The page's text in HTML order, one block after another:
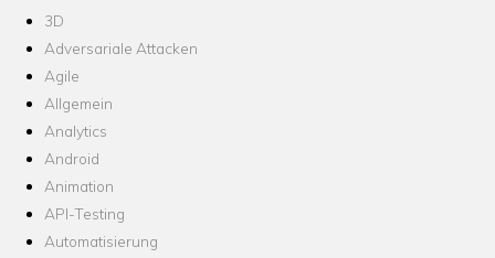
3D
Adversariale Attacken
Agile
Allgemein
Analytics
Android
Animation
API-Testing
Automatisierung